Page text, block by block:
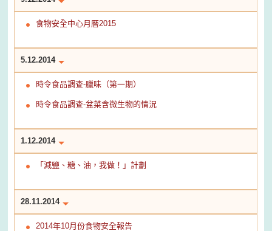
食物安全中心月曆2015
5.12.2014
時令食品調查-臘味（第一期）
時令食品調查-盆菜含微生物的情況
1.12.2014
「減鹽、糖、油，我做！」計劃
28.11.2014
2014年10月份食物安全報告